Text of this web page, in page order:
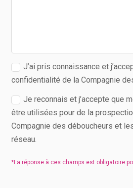
J’ai pris connaissance et
confidentialité de la Compagnie
Je reconnais et j’accepte que
être utilisées pour de la
Compagnie des déboucheurs et
réseau.